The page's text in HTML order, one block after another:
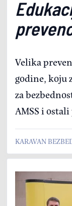
Velika
godine, koju
za
AMSS i
i turističke
Bašte,
KARAVAN